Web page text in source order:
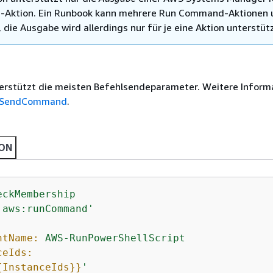
Aktion. Ein Runbook kann mehrere Run Command-Aktionen
die Ausgabe wird allerdings nur für je eine Aktion
die meisten Befehlsendeparameter. Weitere
.
AWS-RunPowerShellScript
InstanceIds}} '